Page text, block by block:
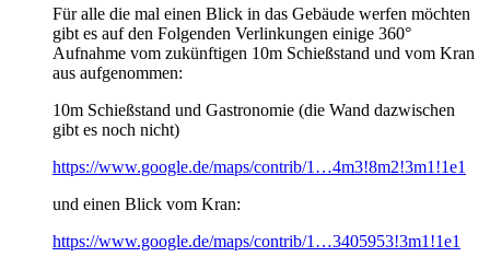
Für alle die mal einen Blick in das Gebäude werfen möchten
gibt es auf den Folgenden Verlinkungen einige 360°
Aufnahme vom zukünftigen 10m Schießstand und vom Kran
aus aufgenommen:
10m Schießstand und Gastronomie (die Wand dazwischen
gibt es noch nicht)
https://www.google.de/maps/contrib/1…4m3!8m2!3m1!1e1
und einen Blick vom Kran:
https://www.google.de/maps/contrib/1…3405953!3m1!1e1